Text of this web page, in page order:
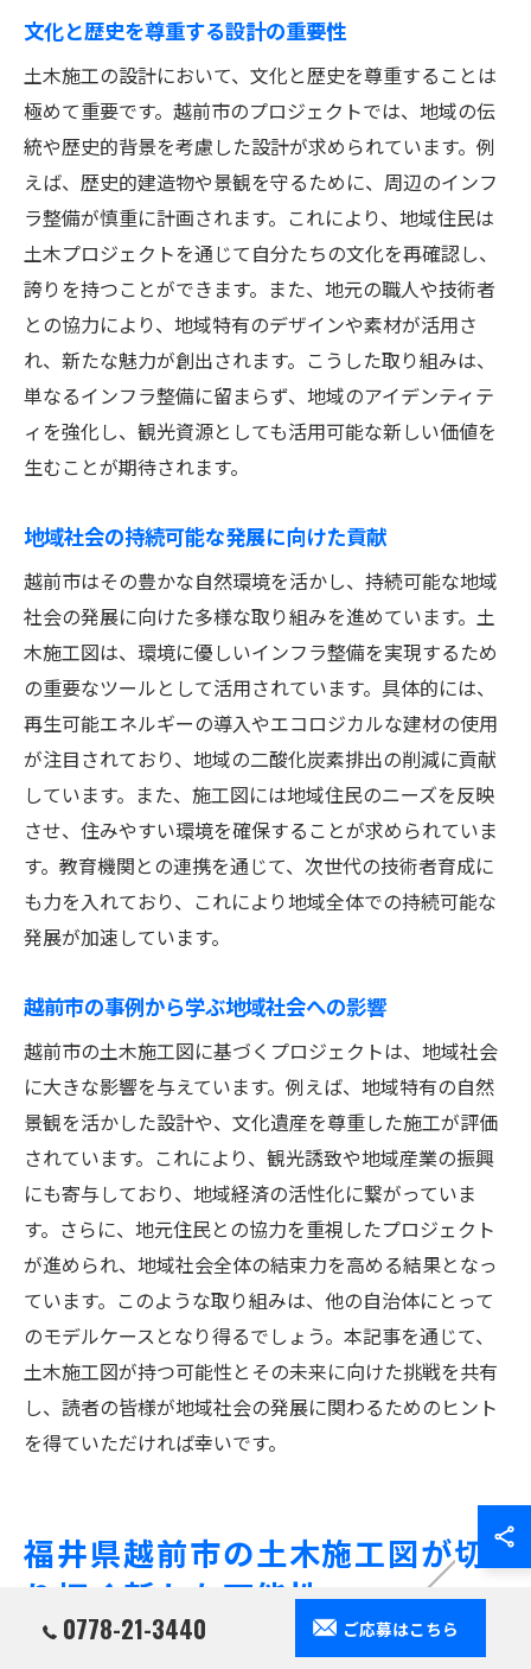
文化と歴史を尊重する設計の重要性
土木施工の設計において、文化と歴史を尊重することは
極めて重要です。越前市のプロジェクトでは、地域の伝
統や歴史的背景を考慮した設計が求められています。例
えば、歴史的建造物や景観を守るために、周辺のインフ
ラ整備が慎重に計画されます。これにより、地域住民は
土木プロジェクトを通じて自分たちの文化を再確認し、
誇りを持つことができます。また、地元の職人や技術者
との協力により、地域特有のデザインや素材が活用さ
れ、新たな魅力が創出されます。こうした取り組みは、
単なるインフラ整備に留まらず、地域のアイデンティテ
ィを強化し、観光資源としても活用可能な新しい価値を
生むことが期待されます。
地域社会の持続可能な発展に向けた貢献
越前市はその豊かな自然環境を活かし、持続可能な地域
社会の発展に向けた多様な取り組みを進めています。土
木施工図は、環境に優しいインフラ整備を実現するため
の重要なツールとして活用されています。具体的には、
再生可能エネルギーの導入やエコロジカルな建材の使用
が注目されており、地域の二酸化炭素排出の削減に貢献
しています。また、施工図には地域住民のニーズを反映
させ、住みやすい環境を確保することが求められていま
す。教育機関との連携を通じて、次世代の技術者育成に
も力を入れており、これにより地域全体での持続可能な
発展が加速しています。
越前市の事例から学ぶ地域社会への影響
越前市の土木施工図に基づくプロジェクトは、地域社会
に大きな影響を与えています。例えば、地域特有の自然
景観を活かした設計や、文化遺産を尊重した施工が評価
されています。これにより、観光誘致や地域産業の振興
にも寄与しており、地域経済の活性化に繋がっていま
す。さらに、地元住民との協力を重視したプロジェクト
が進められ、地域社会全体の結束力を高める結果となっ
ています。このような取り組みは、他の自治体にとって
のモデルケースとなり得るでしょう。本記事を通じて、
土木施工図が持つ可能性とその未来に向けた挑戦を共有
し、読者の皆様が地域社会の発展に関わるためのヒント
を得ていただければ幸いです。
福井県越前市の土木施工図が切
り拓く新たな可能性
再生可能エネルギーと施行図の融合
0778-21-3440 ご応募はこちら